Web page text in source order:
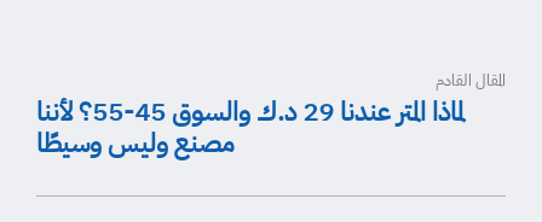
المقال القادم
لماذا المتر عندنا 29 د.ك والسوق 45-55؟ لأننا
مصنع وليس وسيطًا